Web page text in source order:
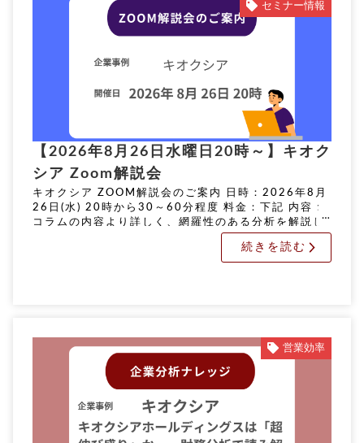
セミナー情報
【2026年8月26日水曜日20時～】キオク
シア Zoom解説会
キオクシア ZOOM解説会のご案内 日時：2026年8月
26日(水) 20時から30～60分程度 料金：下記 内容：
コラムの内容より詳しく、網羅性のある分析を解説し
ます。 申込期限：8月24日(月) 正午 実施方法：オン
続きを読む
営業効率